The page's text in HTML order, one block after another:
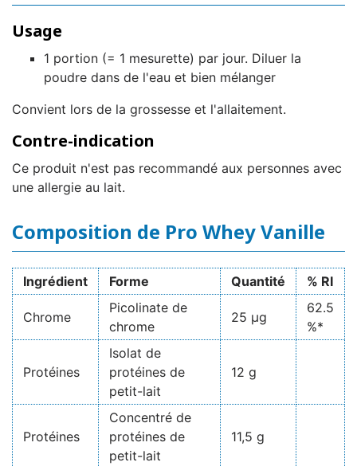
Usage
1 portion (= 1 mesurette) par jour. Diluer la
poudre dans de l'eau et bien mélanger
Convient lors de la grossesse et l'allaitement.
Contre-indication
Ce produit n'est pas recommandé aux personnes avec
une allergie au lait.
Composition de Pro Whey Vanille
Ingrédient Forme Quantité % RI
Chrome
Picolinate de
chrome
25 µg
62.5
%*
Protéines
Isolat de
protéines de
petit-lait
12 g
Protéines
Concentré de
protéines de
petit-lait
11,5 g